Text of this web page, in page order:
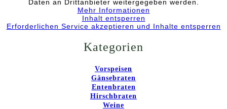
Daten an Drittanbieter weitergegeben werden.
Mehr Informationen
Inhalt entsperren
Erforderlichen Service akzeptieren und Inhalte entsperren
Kategorien
Vorspeisen
Gänsebraten
Entenbraten
Hirschbraten
Weine